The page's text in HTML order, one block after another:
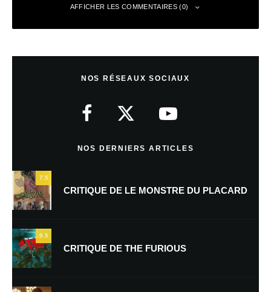
AFFICHER LES COMMENTAIRES (0)
Nom*
NOS RÉSEAUX SOCIAUX
NOS DERNIERS ARTICLES
7.5
CRITIQUE DE LE MONSTRE DU PLACARD
9.5
CRITIQUE DE THE FURIOUS